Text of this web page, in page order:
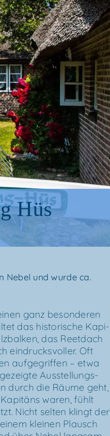
Hüs
Nebel und wur­de ca.
ganz beson­de­ren
das his­to­ri­sche Kapi­
das Reet­dach
ein­drucks­vol­ler. Oft
auf­ge­grif­fen – etwa
Aus­stel­lungs­
durch die Räu­me geht,
waren, fühlt
Nicht sel­ten klingt der
klei­nen Plausch